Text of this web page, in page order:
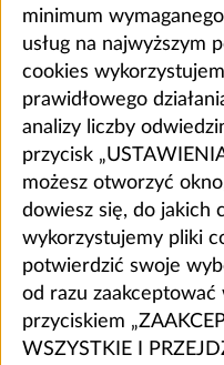
minimum
usług na najwyższym
cookies
prawidłowego
analizy liczby
przycisk
możesz otworzyć
dowiesz się, do jakich
wykorzystujemy pliki
potwierdzić swoje
od razu zaakceptować
przyciskiem
WSZYSTKIE I